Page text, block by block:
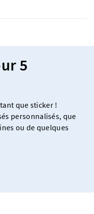
5
que sticker !
personnalisés, que
ou de quelques